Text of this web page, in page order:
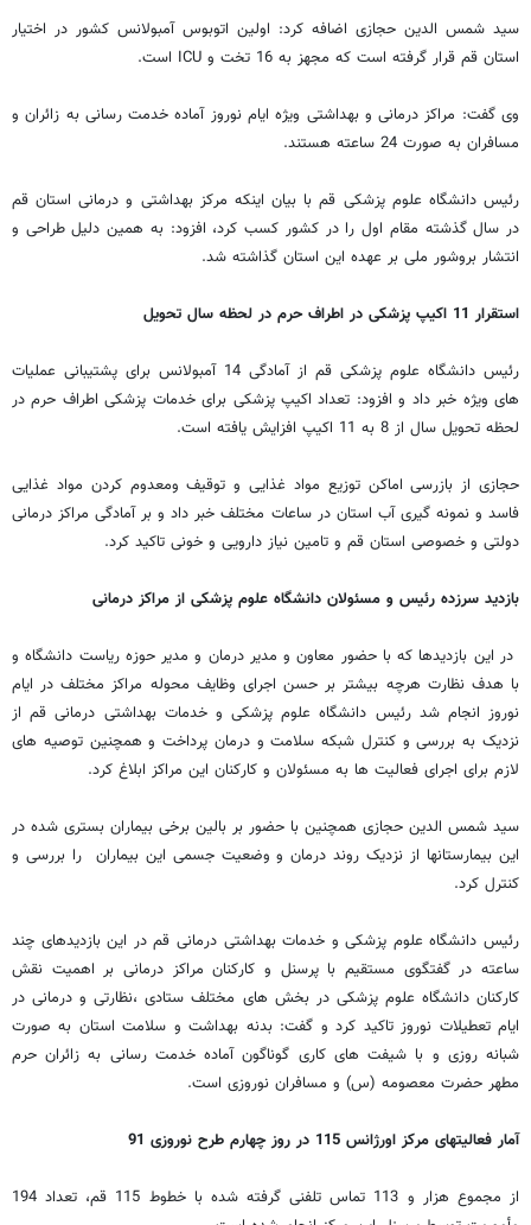
سید شمس الدین حجازی اضافه کرد: اولین اتوبوس آمبولانس کشور در اختیار
استان قم قرار گرفته است که مجهز به 16 تخت و ‏ICU‏ است.
وی گفت: مراکز درمانی و بهداشتی ویژه ایام نوروز آماده خدمت رسانی به زائران و
مسافران به صورت 24 ساعته هستند.
رئیس دانشگاه علوم پزشکی قم با بیان اینکه مرکز بهداشتی و درمانی استان قم
در سال گذشته مقام اول را در کشور کسب کرد، افزود: به همین دلیل طراحی و
انتشار بروشور ملی بر عهده این استان گذاشته شد.
استقرار 11 اکیپ پزشکی در اطراف حرم در لحظه سال تحویل
رئیس دانشگاه علوم پزشکی قم از آمادگی 14 آمبولانس برای پشتیبانی عملیات
های ویژه خبر داد و افزود: تعداد اکیپ پزشکی برای خدمات پزشکی اطراف حرم در
لحظه تحویل سال از 8 به 11 اکیپ افزایش یافته است.
حجازی از بازرسی اماکن توزیع مواد غذایی و توقیف ومعدوم کردن مواد غذایی
فاسد و نمونه گیری آب استان در ساعات مختلف خبر داد و بر آمادگی مراکز درمانی
دولتی و خصوصی استان قم و تامین نیاز دارویی و خونی تاکید کرد.
بازدید سرزده رئیس و مسئولان دانشگاه علوم پزشکی از مراکز درمانی
در این بازدیدها که با حضور معاون و مدیر درمان و مدیر حوزه ریاست دانشگاه و
با هدف نظارت هرچه بیشتر بر حسن اجرای وظایف محوله مراکز مختلف در ایام
نوروز انجام شد رئیس دانشگاه علوم پزشکی و خدمات بهداشتی درمانی قم از
نزدیک به بررسی و کنترل شبکه سلامت و درمان پرداخت و همچنین توصیه های
لازم برای اجرای فعالیت ها به مسئولان و کارکنان این مراکز ابلاغ کرد.
سید شمس الدین حجازی همچنین با حضور بر بالین برخی بیماران بستری شده در
این بیمارستانها از نزدیک روند درمان و وضعیت جسمی این بیماران را بررسی و
کنترل کرد.
رئیس دانشگاه علوم پزشکی و خدمات بهداشتی درمانی قم در این بازدیدهای چند
ساعته در گفتگوی مستقیم با پرسنل و کارکنان مراکز درمانی بر اهمیت نقش
کارکنان دانشگاه علوم پزشکی در بخش های مختلف ستادی ،نظارتی و درمانی در
ایام تعطیلات نوروز تاکید کرد و گفت: بدنه بهداشت و سلامت استان به صورت
شبانه روزی و با شیفت های کاری گوناگون آماده خدمت رسانی به زائران حرم
مطهر حضرت معصومه (س) و مسافران نوروزی است.
آمار فعالیتهای مرکز اورژانس 115 در روز چهارم طرح نوروزی 91
از مجموع هزار و 113 تماس تلفنی گرفته شده با خطوط 115 قم، تعداد 194